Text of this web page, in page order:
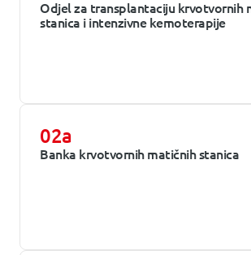
Odjel za transplantaciju krvotvornih
stanica i intenzivne kemoterapije
02a
Banka krvotvornih matičnih stanica